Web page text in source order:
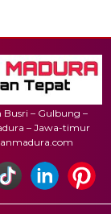
Busri – Gulbung –
– Jawa-timur